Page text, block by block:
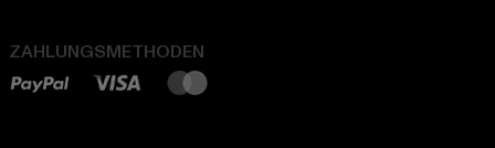
ZAHLUNGSMETHODEN